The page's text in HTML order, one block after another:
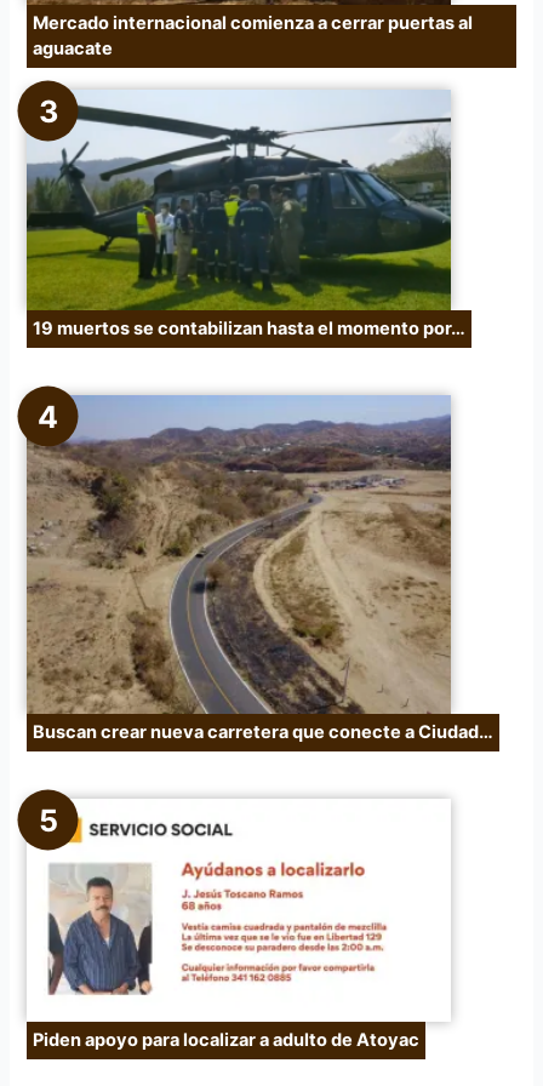
Mercado internacional comienza a cerrar puertas al
aguacate
19 muertos se contabilizan hasta el momento por…
Buscan crear nueva carretera que conecte a Ciudad…
Piden apoyo para localizar a adulto de Atoyac